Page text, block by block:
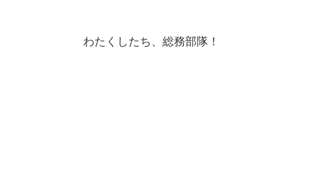
わたくしたち、総務部隊！